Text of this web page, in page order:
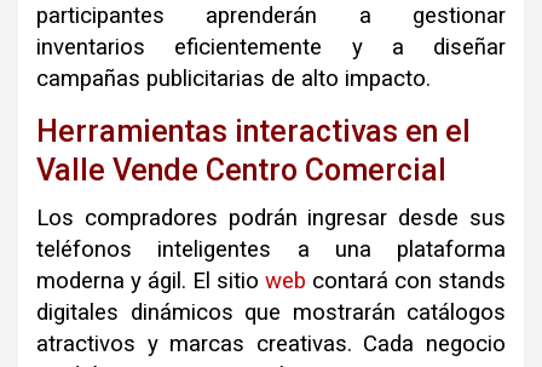
participantes aprenderán a gestionar
inventarios eficientemente y a diseñar
campañas publicitarias de alto impacto.
Herramientas interactivas en el
Valle Vende Centro Comercial
Los compradores podrán ingresar desde sus
teléfonos inteligentes a una plataforma
moderna y ágil. El sitio web contará con stands
digitales dinámicos que mostrarán catálogos
atractivos y marcas creativas. Cada negocio